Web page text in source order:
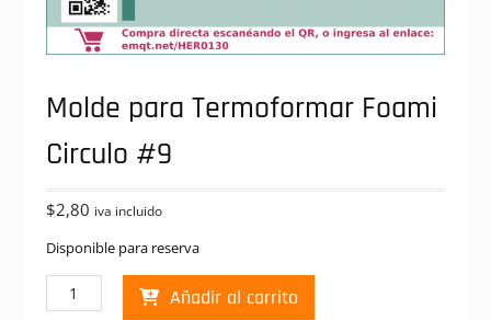
Molde para Termoformar Foami
Circulo #9
$2,80 iva incluido
Disponible para reserva
Molde
para
Añadir al carrito